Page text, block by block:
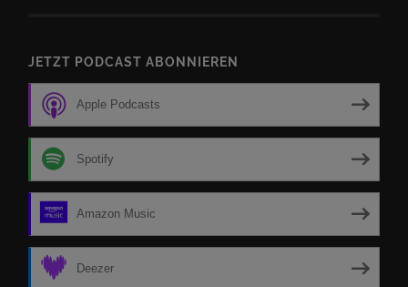
JETZT PODCAST ABONNIEREN
Apple Podcasts
Spotify
Amazon Music
Deezer